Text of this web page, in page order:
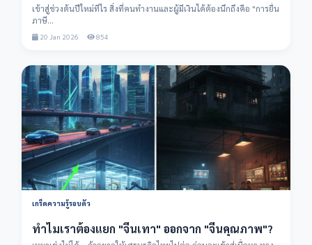
เข้าสู่ช่วงต้นปีใหม่ทีไร สิ่งที่คนทำงานและผู้มีเงินได้ต้องนึกถึงคือ "การยื่น
ภาษี...
20 Jan 2026 854
เกร็ดความรู้รอบตัว
ทำไมเราต้องแยก "จีนเทา" ออกจาก "จีนคุณภาพ"?